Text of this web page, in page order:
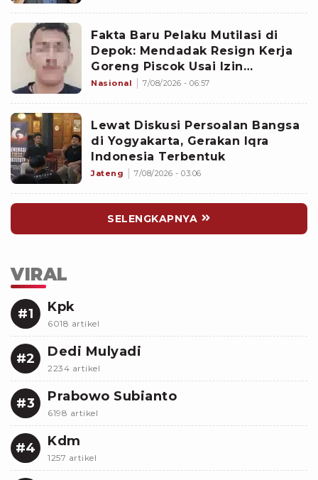
Fakta Baru Pelaku Mutilasi di
Depok: Mendadak Resign Kerja
Goreng Piscok Usai Izin
Interview di Mal
Nasional 7/08/2026 - 06:57
Lewat Diskusi Persoalan Bangsa
di Yogyakarta, Gerakan Iqra
Indonesia Terbentuk
Jateng 7/08/2026 - 03:06
SELENGKAPNYA
VIRAL
#1 Kpk
6018 artikel
#2 Dedi Mulyadi
2234 artikel
#3 Prabowo Subianto
6198 artikel
#4 Kdm
1257 artikel